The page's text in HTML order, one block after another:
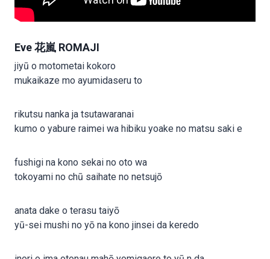
Eve 花嵐 ROMAJI
jiyū o motometai kokoro
mukaikaze mo ayumidaseru to
rikutsu nanka ja tsutawaranai
kumo o yabure raimei wa hibiku yoake no matsu saki e
fushigi na kono sekai no oto wa
tokoyami no chū saihate no netsujō
anata dake o terasu taiyō
yū-sei mushi no yō na kono jinsei da keredo